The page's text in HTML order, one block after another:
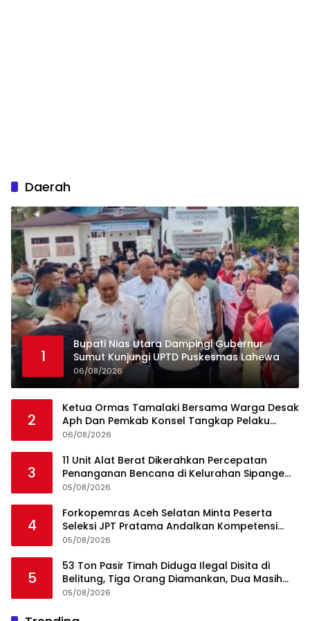
Daerah
1
Bupati Nias Utara Dampingi Gubernur
Sumut Kunjungi UPTD Puskesmas Lahewa
06/08/2026
2
Ketua Ormas Tamalaki Bersama Warga Desak
Aph Dan Pemkab Konsel Tangkap Pelaku
Angkut Cangkang Sawit Overload, Truk PT KAP
06/08/2026
3
11 Unit Alat Berat Dikerahkan Percepatan
Penanganan Bencana di Kelurahan Sipange
Kecamatan Tukka
05/08/2026
4
Forkopemras Aceh Selatan Minta Peserta
Seleksi JPT Pratama Andalkan Kompetensi
dan Integritas, Bukan Kedekatan
05/08/2026
5
53 Ton Pasir Timah Diduga Ilegal Disita di
Belitung, Tiga Orang Diamankan, Dua Masih
Diburu
05/08/2026